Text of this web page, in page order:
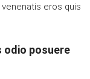
eros quis
odio posuere